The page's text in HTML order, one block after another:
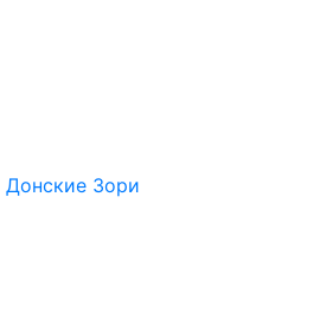
Донские Зори